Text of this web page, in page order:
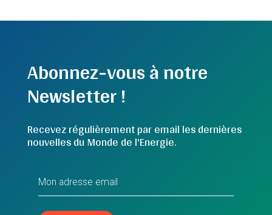
Abonnez-vous à notre
Newsletter !
Recevez régulièrement par email les dernières
nouvelles du Monde de l'Energie.